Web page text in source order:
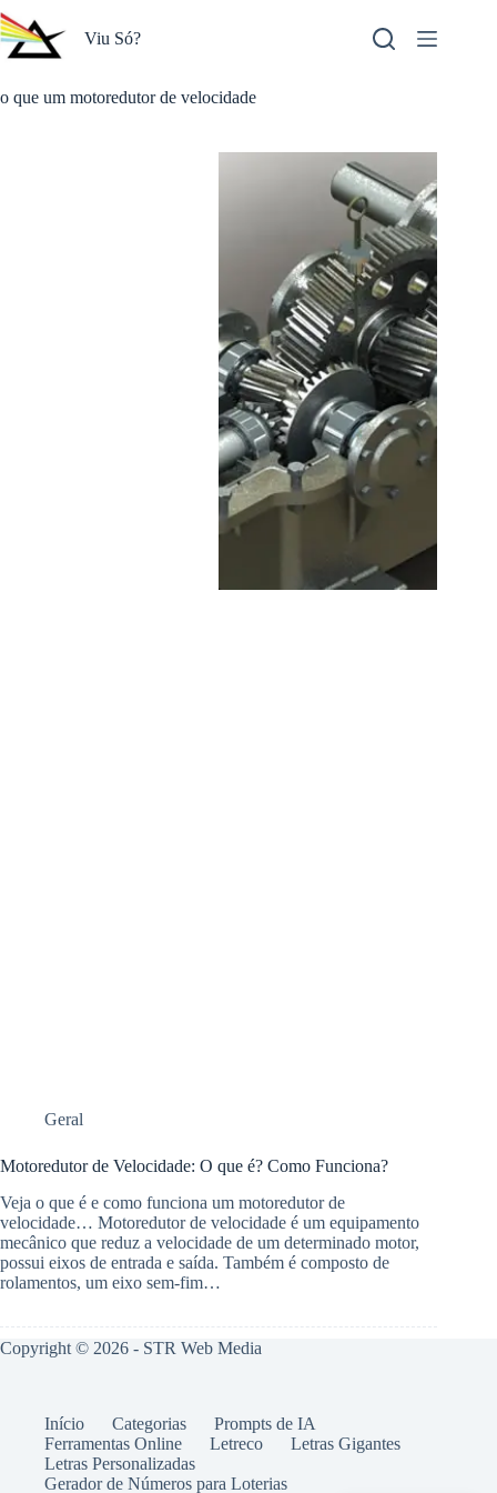
Pular
para
o
Viu Só?
o que um motoredutor de velocidade
Geral
Motoredutor de Velocidade: O que é? Como Funciona?
Veja o que é e como funciona um motoredutor de
velocidade… Motoredutor de velocidade é um equipamento
mecânico que reduz a velocidade de um determinado motor,
possui eixos de entrada e saída. Também é composto de
rolamentos, um eixo sem-fim…
Copyright © 2026 - STR Web Media
Início Categorias
Prompts de IA
Ferramentas Online
Letreco
Letras Gigantes
Letras Personalizadas
Gerador de Números para Loterias